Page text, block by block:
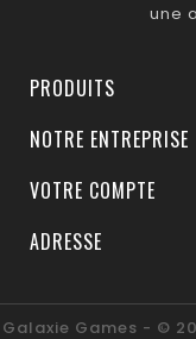
une
PRODUITS
NOTRE ENTREPRISE
VOTRE COMPTE
ADRESSE
Galaxie Games - ©